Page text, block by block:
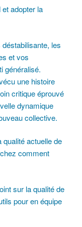
adopter la
les
et vos
généralisé.
une histoire
critique éprouvé
dynamique
collective.
qualité actuelle de
comment
sur la qualité de
pour en équipe